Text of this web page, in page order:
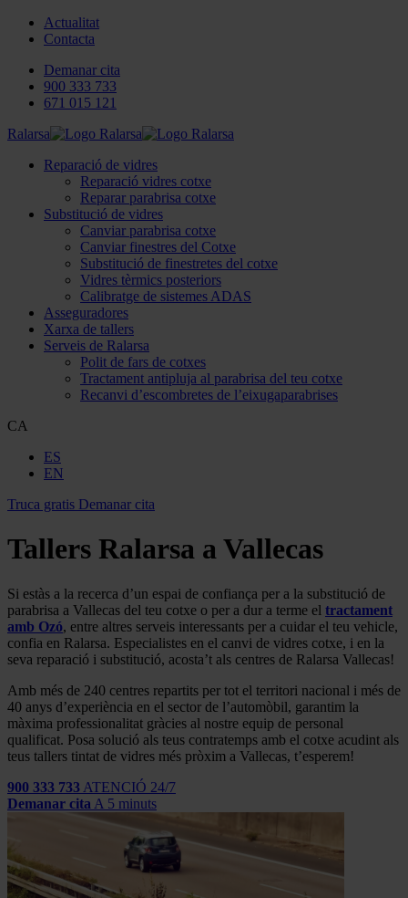
Actualitat
Contacta
Demanar cita
900 333 733
671 015 121
Ralarsa
Reparació de vidres
Reparació vidres cotxe
Reparar parabrisa cotxe
Substitució de vidres
Canviar parabrisa cotxe
Canviar finestres del Cotxe
Substitució de finestretes del cotxe
Vidres tèrmics posteriors
Calibratge de sistemes ADAS
Asseguradores
Xarxa de tallers
Serveis de Ralarsa
Polit de fars de cotxes
Tractament antipluja al parabrisa del teu cotxe
Recanvi d’escombretes de l’eixugaparabrises
CA
ES
EN
Truca gratis Demanar cita
Tallers Ralarsa a Vallecas
Si estàs a la recerca d’un espai de confiança per a la substitució de
parabrisa a Vallecas del teu cotxe o per a dur a terme el tractament
amb Ozó, entre altres serveis interessants per a cuidar el teu vehicle,
confia en Ralarsa. Especialistes en el canvi de vidres cotxe, i en la
seva reparació i substitució, acosta’t als centres de Ralarsa Vallecas!
Amb més de 240 centres repartits per tot el territori nacional i més de
40 anys d’experiència en el sector de l’automòbil, garantim la
màxima professionalitat gràcies al nostre equip de personal
qualificat. Posa solució als teus contratemps amb el cotxe acudint als
teus tallers tintat de vidres més pròxim a Vallecas, t’esperem!
900 333 733 ATENCIÓ 24/7
Demanar cita A 5 minuts